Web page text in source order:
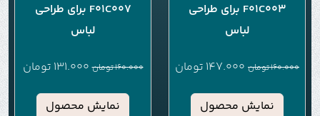
F01C003 برای طراحی
لباس
160.000تومان 147.000 تومان
نمایش محصول
F01C007 برای طراحی
لباس
160.000تومان 131.000 تومان
نمایش محصول